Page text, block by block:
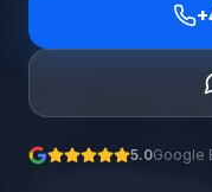
5.0Google